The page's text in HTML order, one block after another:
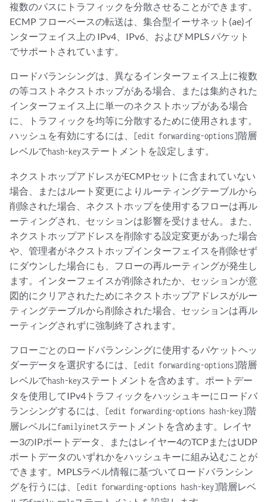
複数のパスにトラフィックを分散させることができます。
ECMP フローベースの転送は、集合型イーサネット(ae)イ
ンターフェイス上の IPv4、IPv6、および MPLS パケット
でサポートされています。
ロードバランシングは、異なるインターフェイス上に複数
の等コストネクストホップがある場合、または集約された
インターフェイス上に単一のネクストホップがある場合
に、トラフィックを均等に分散するために使用されます。
ハッシュを有効にするには、
[edit forwarding-options]階層
レベルでhash-keyステートメントを設定します。
ネクストホップアドレスがECMPセットに含まれていない
場合、またはルート変更によりルーティングテーブルから
削除された場合、ネクストホップを使用するフローは再ル
ーティングされ、セッションは影響を受けません。また、
ネクストホップアドレスを削除する設定変更があった場合
や、管理者がネクストホップインターフェイスを削除せず
にダウンした場合にも、フローの再ルーティングが発生し
ます。インターフェイスが削除されたか、セッションが意
図的にクリアされたためにネクストホップアドレスがルー
ティングテーブルから削除された場合、セッションは再ル
ーティングされずに強制終了されます。
フローごとのロードバランシングに使用するパケットヘッ
ダーデータを選択するには、
[edit forwarding-options]階層
レベルでhash-keyステートメントを含めます。ポートデー
タを使用してIPv4トラフィックをハッシュキーにロードバ
ランシングするには、
[edit forwarding-options hash-key]階
層レベルにfamilyinetステートメントを含めます。レイヤ
ー3のIPポートデータ、またはレイヤー4のTCPまたはUDP
ポートデータのいずれかをハッシュキーに組み込むことが
できます。MPLSラベル情報に基づいてロードバランシン
グを行うには、
[edit forwarding-options hash-key]階層レベ